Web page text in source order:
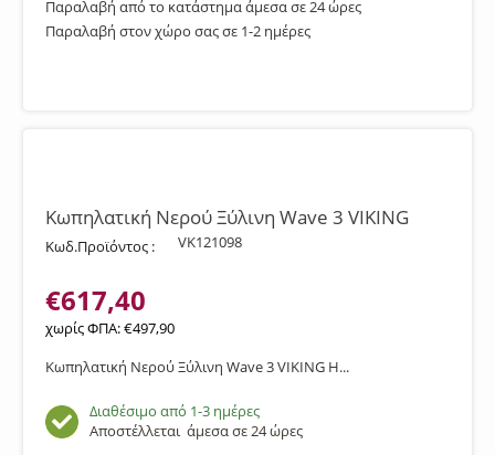
Παραλαβή από το κατάστημα άμεσα σε 24 ώρες
Παραλαβή στον χώρο σας σε 1-2 ημέρες
Κωπηλατική Νερού Ξύλινη Wave 3 VIKING
Κωδ.Προϊόντος : VK121098
€617,40
χωρίς ΦΠΑ:€497,90
Κωπηλατική Νερού Ξύλινη Wave 3 VIKING Η...
Διαθέσιμο από 1-3 ημέρες
Αποστέλλεται άμεσα σε 24 ώρες